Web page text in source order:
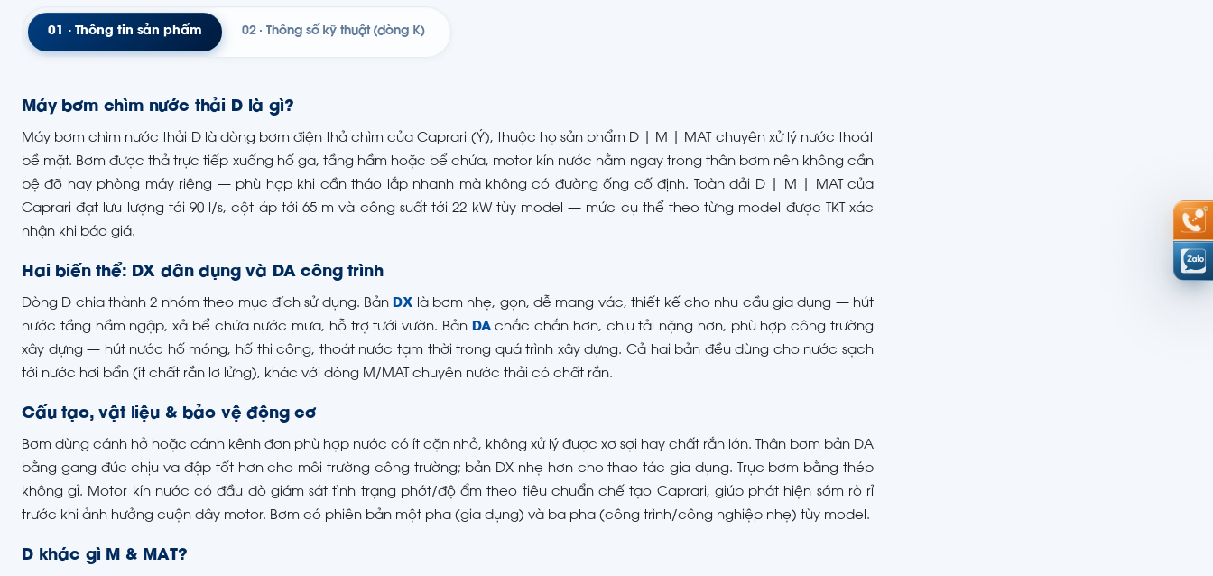
01 · Thông tin sản phẩm 02 · Thông số kỹ thuật (dòng K)
Máy bơm chìm nước thải D là gì?
Máy bơm chìm nước thải D là dòng bơm điện thả chìm của Caprari (Ý), thuộc họ sản phẩm D | M | MAT chuyên xử lý nước thoát
bề mặt. Bơm được thả trực tiếp xuống hố ga, tầng hầm hoặc bể chứa, motor kín nước nằm ngay trong thân bơm nên không cần
bệ đỡ hay phòng máy riêng — phù hợp khi cần tháo lắp nhanh mà không có đường ống cố định. Toàn dải D | M | MAT của
Caprari đạt lưu lượng tới 90 l/s, cột áp tới 65 m và công suất tới 22 kW tùy model — mức cụ thể theo từng model được TKT xác
nhận khi báo giá.
Hai biến thể: DX dân dụng và DA công trình
Dòng D chia thành 2 nhóm theo mục đích sử dụng. BảnDX là bơm nhẹ, gọn, dễ mang vác, thiết kế cho nhu cầu gia dụng — hút
nước tầng hầm ngập, xả bể chứa nước mưa, hỗ trợ tưới vườn. Bản DAchắc chắn hơn, chịu tải nặng hơn, phù hợp công trường
xây dựng — hút nước hố móng, hố thi công, thoát nước tạm thời trong quá trình xây dựng. Cả hai bản đều dùng cho nước sạch
tới nước hơi bẩn (ít chất rắn lơ lửng), khác với dòng M/MAT chuyên nước thải có chất rắn.
Cấu tạo, vật liệu & bảo vệ động cơ
Bơm dùng cánh hở hoặc cánh kênh đơn phù hợp nước có ít cặn nhỏ, không xử lý được xơ sợi hay chất rắn lớn. Thân bơm bản DA
bằng gang đúc chịu va đập tốt hơn cho môi trường công trường; bản DX nhẹ hơn cho thao tác gia dụng. Trục bơm bằng thép
không gỉ. Motor kín nước có đầu dò giám sát tình trạng phớt/độ ẩm theo tiêu chuẩn chế tạo Caprari, giúp phát hiện sớm rò rỉ
trước khi ảnh hưởng cuộn dây motor. Bơm có phiên bản một pha (gia dụng) và ba pha (công trình/công nghiệp nhẹ) tùy model.
D khác gì M & MAT?